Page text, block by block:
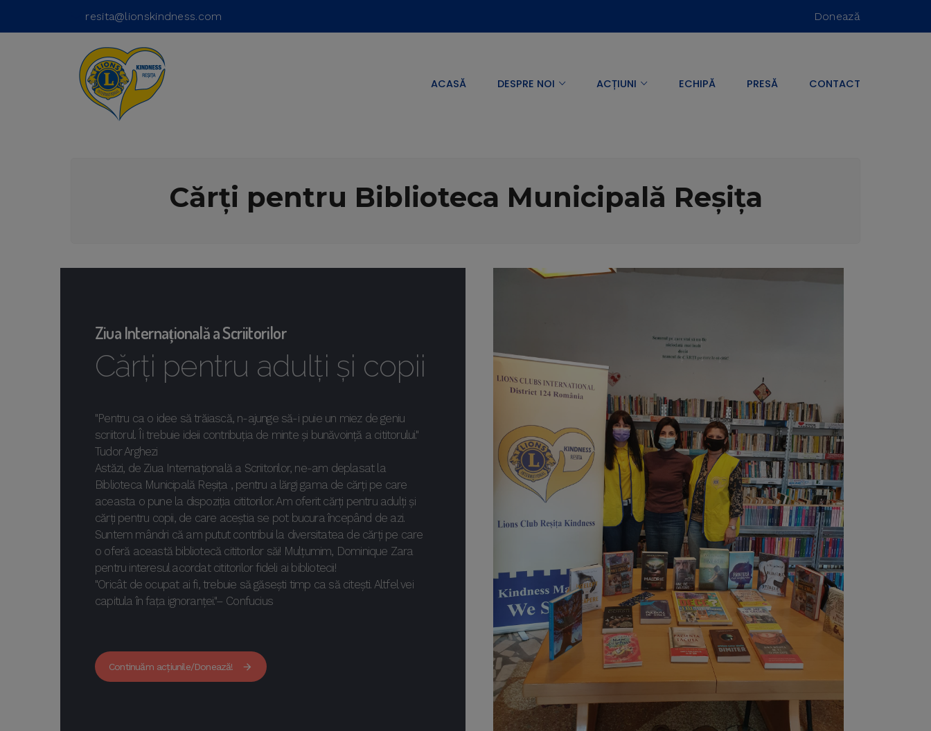
resita@lionskindness.com Donează
ACASĂ DESPRE NOI ACȚIUNI ECHIPĂ PRESĂ CONTACT
Cărți pentru Biblioteca Municipală Reșița
Ziua Internațională a Scriitorilor
Cărți pentru adulți și copii
"Pentru ca o idee să trăiască, n-ajunge să-i puie un miez de geniu
scriitorul. Îi trebuie ideii contribuția de minte și bunăvoință a cititorului."
Tudor Arghezi
Astăzi, de Ziua Internațională a Scriitorilor, ne-am deplasat la
Biblioteca Municipală Reșița , pentru a lărgi gama de cărți pe care
aceasta o pune la dispoziția cititorilor. Am oferit cărți pentru adulți și
cărți pentru copii, de care aceștia se pot bucura începând de azi.
Suntem mândri că am putut contribui la diversitatea de cărți pe care
o oferă această bibliotecă cititorilor săi! Mulțumim, Dominique Zara
pentru interesul acordat cititorilor fideli ai bibliotecii!
"Oricât de ocupat ai fi, trebuie să găsești timp ca să citești. Altfel vei
capitula în fața ignoranței."– Confucius
Continuăm acțiunile/Donează!